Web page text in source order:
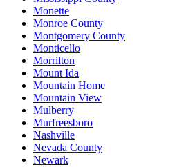
Monette
Monroe County
Montgomery County
Monticello
Morrilton
Mount Ida
Mountain Home
Mountain View
Mulberry
Murfreesboro
Nashville
Nevada County
Newark